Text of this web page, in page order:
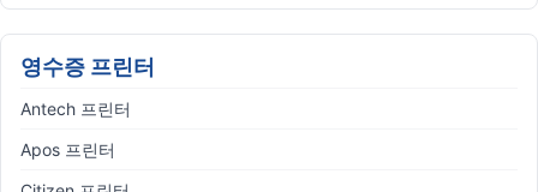
영수증 프린터
Antech 프린터
Apos 프린터